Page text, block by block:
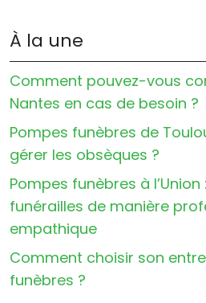
À la une
Comment pouvez-vous
Nantes en cas de besoin ?
Pompes funèbres de
gérer les obsèques ?
Pompes funèbres à
funérailles de manière
empathique
Comment choisir son
funèbres ?